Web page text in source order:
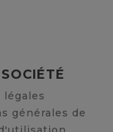
légales
générales de